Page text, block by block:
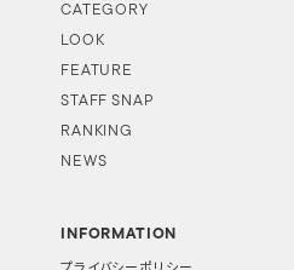
CATEGORY
LOOK
FEATURE
STAFF SNAP
RANKING
NEWS
INFORMATION